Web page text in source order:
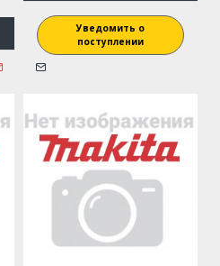
Уведомить о
поступлении